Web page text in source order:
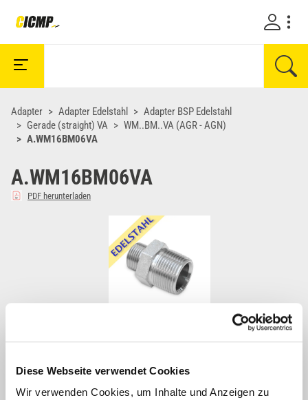
Diese Webseite verwendet Cookies
Wir verwenden Cookies, um Inhalte und Anzeigen zu
Adapter Adapter Edelstahl
Adapter BSP Edelstahl
Gerade (straight) VA
WM..BM..VA (AGR - AGN)
A.WM16BM06VA
A.WM16BM06VA
PDF herunterladen